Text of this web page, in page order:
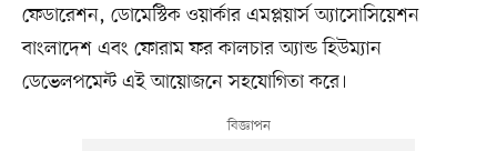
ফেডারেশন, ডোমেস্টিক ওয়ার্কার এমপ্লয়ার্স অ্যাসোসিয়েশন
বাংলাদেশ এবং ফোরাম ফর কালচার অ্যান্ড হিউম্যান
ডেভেলপমেন্ট এই আয়োজনে সহযোগিতা করে।